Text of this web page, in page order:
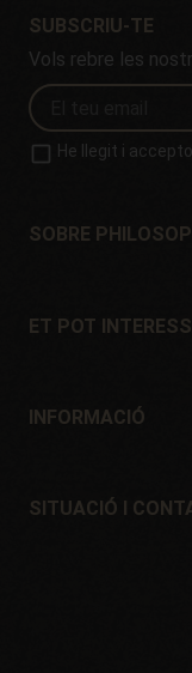
SUBSCRIU-TE
Vols rebre les
He llegit i accepto
SOBRE
Situació i Contacte
ET POT
Ofertes
INFORMACIÓ
Garanties i
SITUACIÓ I
Pol. Industrial